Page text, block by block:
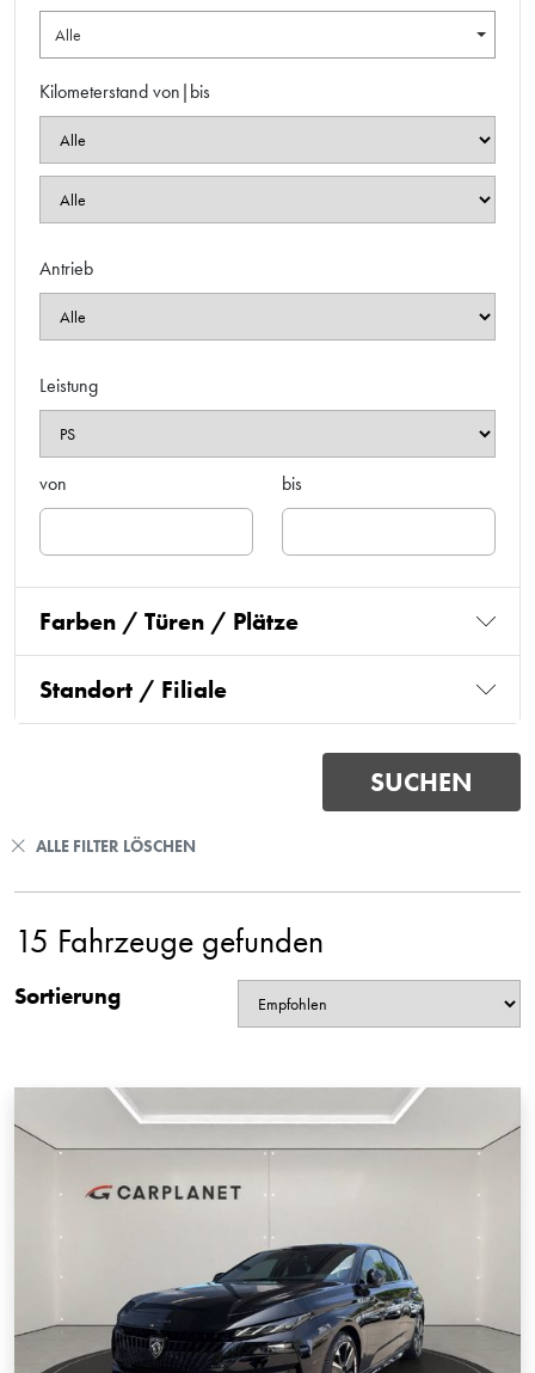
Alle
Kilometerstand von|bis
Antrieb
Leistung
von bis
Farben / Türen / Plätze
Standort / Filiale
ALLE FILTER LÖSCHEN
15 Fahrzeuge gefunden
Sortierung